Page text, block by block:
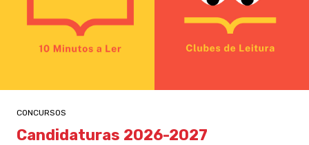
CONCURSOS
Candidaturas 2026-2027